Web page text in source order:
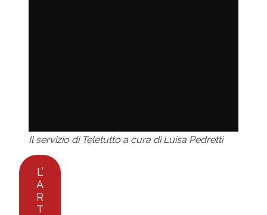
Il servizio di Teletutto a cura di Luisa Pedretti
L’
A
R
T